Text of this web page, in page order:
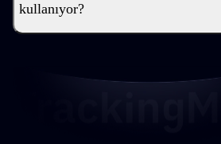
kullanıyor?